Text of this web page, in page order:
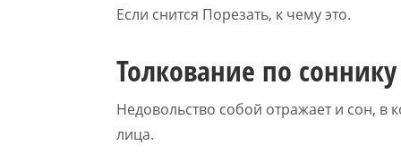
Если снится Порезать, к чему это.
Толкование по
Недовольство собой отражает и сон, в
лица.